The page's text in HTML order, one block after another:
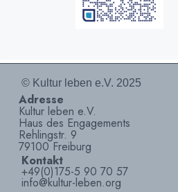
© Kultur leben e.V. 2025
Adresse
Kultur leben e.V.
Haus des Engagements
Rehlingstr. 9
79100 Freiburg
Kontakt
+49(0)175-5 90 70 57
info@kultur-leben.org